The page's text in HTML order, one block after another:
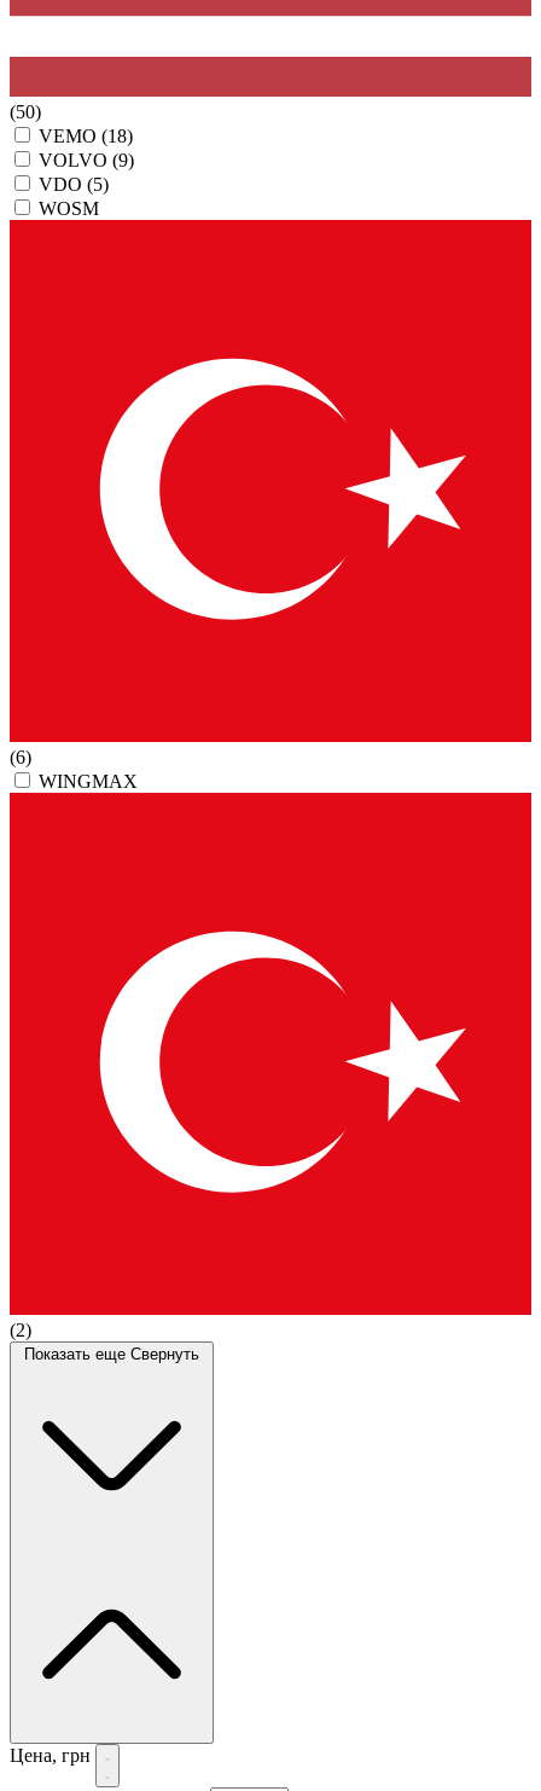
(50)
VEMO (18)
VOLVO (9)
VDO (5)
WOSM
(6)
WINGMAX
(2)
Показать еще Свернуть
Цена, грн